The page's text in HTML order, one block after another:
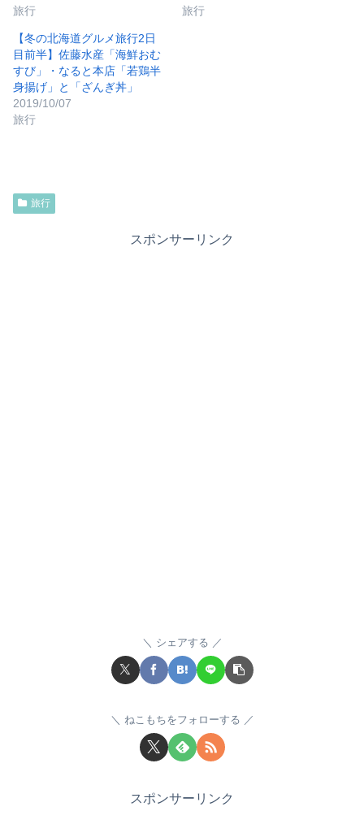
旅行
旅行
【冬の北海道グルメ旅行2日
目前半】佐藤水産「海鮮おむ
すび」・なると本店「若鶏半
身揚げ」と「ざんぎ丼」
2019/10/07
旅行
旅行
スポンサーリンク
シェアする
ねこもちをフォローする
スポンサーリンク